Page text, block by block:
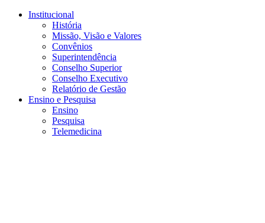
Conteúdo principal
Institucional
História
Missão, Visão e Valores
Convênios
Superintendência
Conselho Superior
Conselho Executivo
Relatório de Gestão
Ensino e Pesquisa
Ensino
Pesquisa
Telemedicina